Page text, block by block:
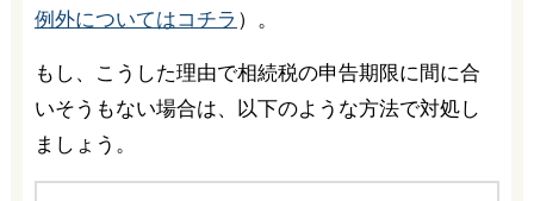
例外についてはコチラ ）。
もし、こうした理由で相続税の申告期限に間に合
いそうもない場合は、以下のような方法で対処し
ましょう。